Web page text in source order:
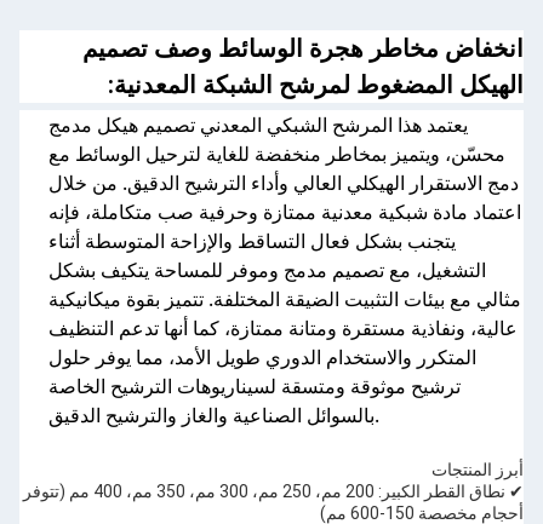
انخفاض مخاطر هجرة الوسائط وصف تصميم
الهيكل المضغوط لمرشح الشبكة المعدنية:
يعتمد هذا المرشح الشبكي المعدني تصميم هيكل مدمج
محسّن، ويتميز بمخاطر منخفضة للغاية لترحيل الوسائط مع
دمج الاستقرار الهيكلي العالي وأداء الترشيح الدقيق. من خلال
اعتماد مادة شبكية معدنية ممتازة وحرفية صب متكاملة، فإنه
يتجنب بشكل فعال التساقط والإزاحة المتوسطة أثناء
التشغيل، مع تصميم مدمج وموفر للمساحة يتكيف بشكل
مثالي مع بيئات التثبيت الضيقة المختلفة. تتميز بقوة ميكانيكية
عالية، ونفاذية مستقرة ومتانة ممتازة، كما أنها تدعم التنظيف
المتكرر والاستخدام الدوري طويل الأمد، مما يوفر حلول
ترشيح موثوقة ومتسقة لسيناريوهات الترشيح الخاصة
بالسوائل الصناعية والغاز والترشيح الدقيق.
أبرز المنتجات
✔ نطاق القطر الكبير: 200 مم، 250 مم، 300 مم، 350 مم، 400 مم (تتوفر
أحجام مخصصة 150-600 مم)